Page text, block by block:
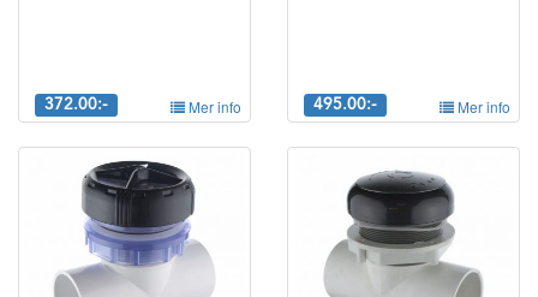
372.00:- Mer info 495.00:- Mer info